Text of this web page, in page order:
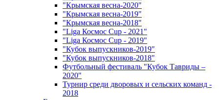
"Крымская весна-2020"
"Крымская весна-2019"
"Крымская весна-2018"
"Liga Космос Cup - 2021"
"Liga Космос Cup - 2019"
"Кубок выпускников-2019"
"Кубок выпускников-2018"
Футбольный фестиваль "Кубок Тавриды –
2020"
Турнир среди дворовых и сельских команд -
2018